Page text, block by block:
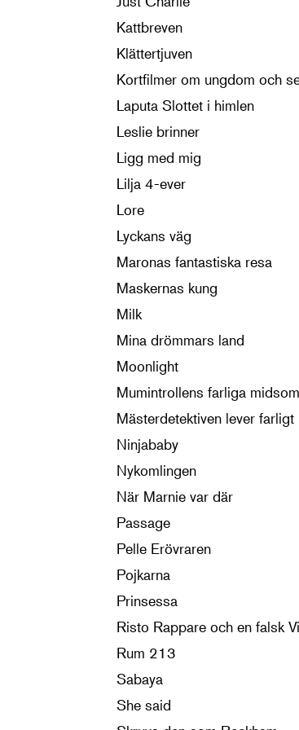
Kattbreven
Klättertjuven
Kortfilmer om ungdom och
Laputa Slottet i himlen
Leslie brinner
Ligg med mig
Lilja 4-ever
Lore
Lyckans väg
Maronas fantastiska resa
Maskernas kung
Milk
Mina drömmars land
Moonlight
Mumintrollens farliga
Mästerdetektiven lever farligt
Ninjababy
Nykomlingen
När Marnie var där
Passage
Pelle Erövraren
Pojkarna
Prinsessa
Risto Rappare och en falsk
Rum 213
Sabaya
She said